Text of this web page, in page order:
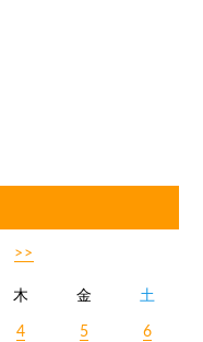
>>
木 金 土
4 5 6